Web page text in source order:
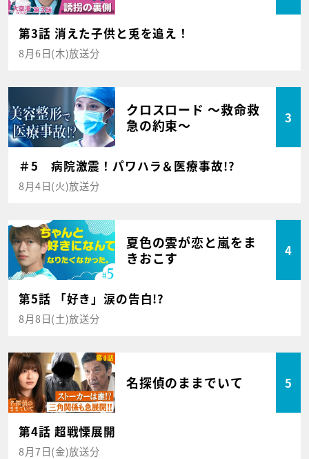
第3話 消えた子供と兎を追え！
8月6日(木)放送分
クロスロード ～救命救
急の約束～
3
＃5 病院激震！パワハラ＆医療事故!?
8月4日(火)放送分
夏色の雲が恋と嵐をま
きおこす
4
第5話 「好き」涙の告白!?
8月8日(土)放送分
名探偵のままでいて 5
第4話 超戦慄展開
8月7日(金)放送分